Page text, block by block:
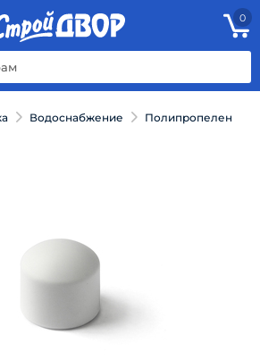
0
Водоснабжение Полипропелен